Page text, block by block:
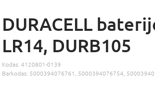
DURACELL
LR14, DURB105
Kodas: 4120801-0139
Barkodas: 5000394076761, 5000394076754,